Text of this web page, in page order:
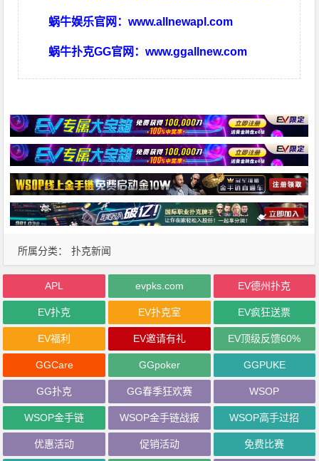
蜗牛娱乐官网：www.allnewapl.com
蜗牛扑克GG官网：www.ggallnew.com
所属分类： 扑克新闻
APL evpks.com EV德州扑克
EV扑克 EV扑克室 EV疯狂送票
EV福利 EV邀请有礼 EV顶级反馈60%
GGCare GGpoker GGPUKE
GG扑克 GG春季狂欢赛 WSOP
WSOP金手链 WSOP金手链战报 WSOP高手过招
优惠活动 促销活动 免费比赛